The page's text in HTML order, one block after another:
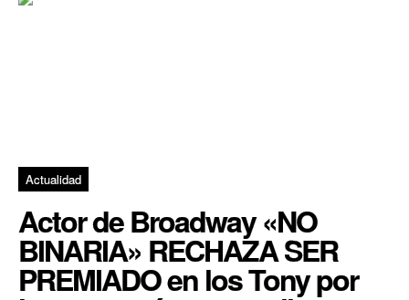
Actualidad
Actor de Broadway «NO
BINARIA» RECHAZA SER
PREMIADO en los Tony por